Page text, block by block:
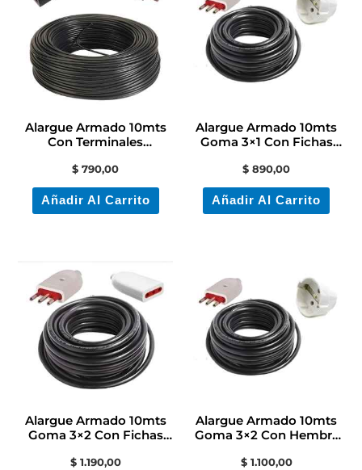
Alargue Armado 10mts
Con Terminales
$ 790,00
Añadir Al Carrito
Alargue Armado 10mts
Goma 3×1 Con Fichas
$ 890,00
Añadir Al Carrito
Alargue Armado 10mts
Goma 3×2 Con Fichas
$1.190,00
Alargue Armado 10mts
Goma 3×2 Con Hembra
$1.100,00